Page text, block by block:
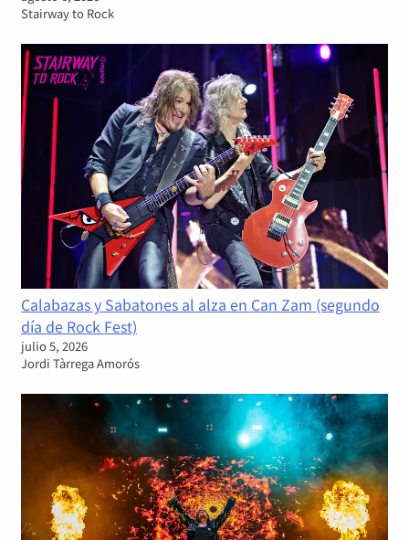
Stairway to Rock
Calabazas y Sabatones al alza en Can Zam (segundo
día de Rock Fest)
julio 5, 2026
Jordi Tàrrega Amorós